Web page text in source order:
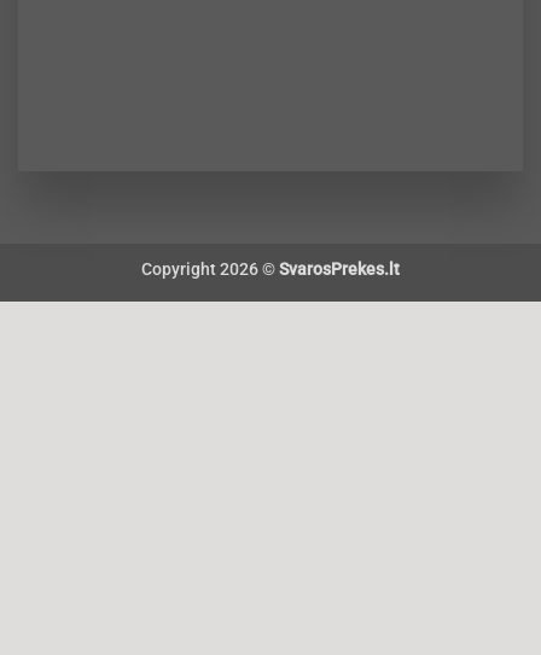
Copyright 2026 ©SvarosPrekes.lt